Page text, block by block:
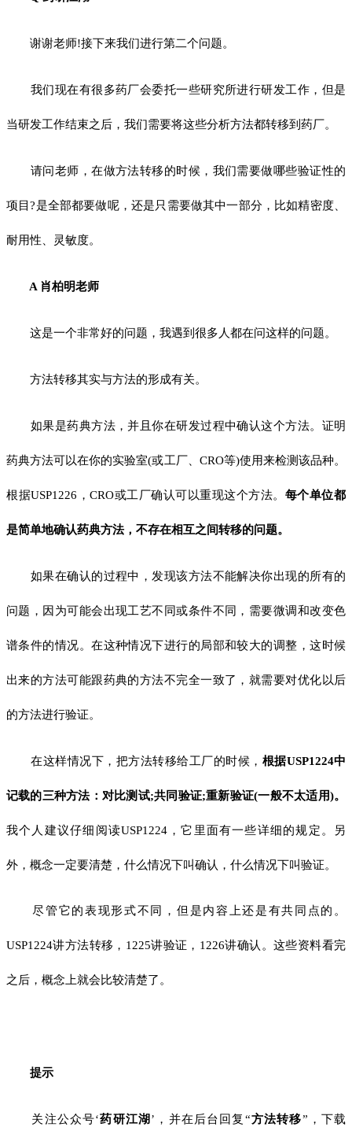
谢谢老师!接下来我们进行第二个问题。
我们现在有很多药厂会委托一些研究所进行研发工作，但是
当研发工作结束之后，我们需要将这些分析方法都转移到药厂。
请问老师，在做方法转移的时候，我们需要做哪些验证性的
项目?是全部都要做呢，还是只需要做其中一部分，比如精密度、
耐用性、灵敏度。
A 肖柏明老师
这是一个非常好的问题，我遇到很多人都在问这样的问题。
方法转移其实与方法的形成有关。
如果是药典方法，并且你在研发过程中确认这个方法。证明
药典方法可以在你的实验室(或工厂、CRO等)使用来检测该品种。
根据USP1226，CRO或工厂确认可以重现这个方法。 每个单位都
是简单地确认药典方法，不存在相互之间转移的问题。
如果在确认的过程中，发现该方法不能解决你出现的所有的
问题，因为可能会出现工艺不同或条件不同，需要微调和改变色
谱条件的情况。在这种情况下进行的局部和较大的调整，这时候
出来的方法可能跟药典的方法不完全一致了，就需要对优化以后
的方法进行验证。
在这样情况下，把方法转移给工厂的时候， 根据USP1224中
记载的三种方法：对比测试;共同验证;重新验证(一般不太适用)。
我个人建议仔细阅读USP1224，它里面有一些详细的规定。另
外，概念一定要清楚，什么情况下叫确认，什么情况下叫验证。
尽管它的表现形式不同，但是内容上还是有共同点的。
USP1224讲方法转移，1225讲验证，1226讲确认。这些资料看完
之后，概念上就会比较清楚了。
提示
关注公众号‘药研江湖 ’，并在后台回复“方法转移”，下载